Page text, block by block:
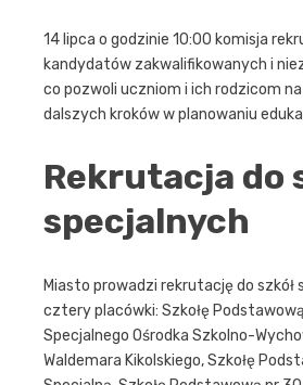
14 lipca o godzinie 10:00 komisja
kandydatów zakwalifikowanych i
co pozwoli uczniom i ich rodzicom
dalszych kroków w planowaniu
Rekrutacja do
specjalnych
Miasto prowadzi rekrutację do szkół
cztery placówki: Szkołę
Specjalnego Ośrodka Szkolno-
Waldemara Kikolskiego, Szkołę